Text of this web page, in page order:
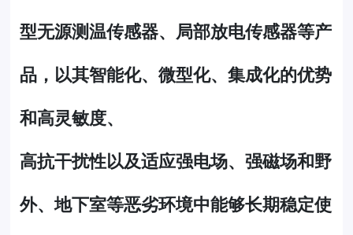
型无源测温传感器、局部放电传感器等产
品，以其智能化、微型化、集成化的优势
和高灵敏度、
高抗干扰性以及适应强电场、强磁场和野
外、地下室等恶劣环境中能够长期稳定使